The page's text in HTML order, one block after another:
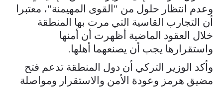
وعدم انتظار حلول من "القوى المهيمنة"، معتبرا
أن التجارب القاسية التي مرت بها المنطقة
خلال العقود الماضية أظهرت أن أمنها
واستقرارها يجب أن يصنعهما أهلها.
وأكد الوزير التركي أن دول المنطقة تدعم فتح
مضيق هرمز وعودة الأمن والاستقرار ومواصلة